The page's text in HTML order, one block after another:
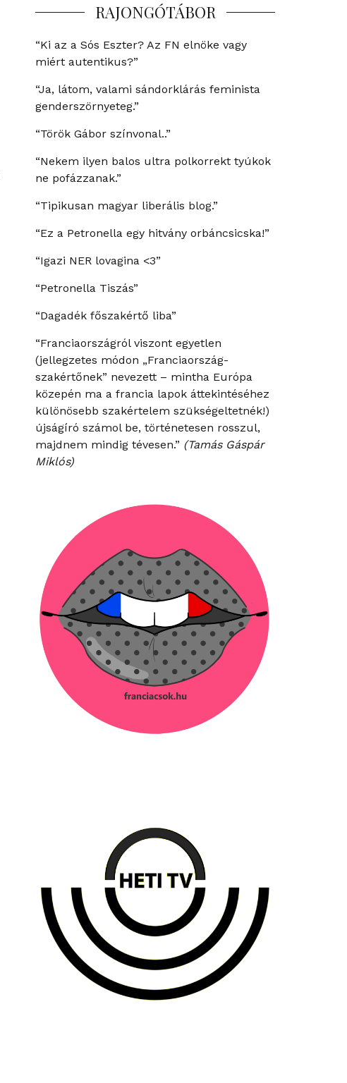
RAJONGÓTÁBOR
“Ki az a Sós Eszter? Az FN elnöke vagy
miért autentikus?”
“Ja, látom, valami sándorklárás feminista
genderszörnyeteg.”
“Török Gábor színvonal..”
“Nekem ilyen balos ultra polkorrekt tyúkok
ne pofázzanak.”
“Tipikusan magyar liberális blog.”
“Ez a Petronella egy hitvány orbáncsicska!”
“Igazi NER lovagina <3”
“Petronella Tiszás”
“Dagadék főszakértő liba”
“Franciaországról viszont egyetlen
(jellegzetes módon „Franciaország-
szakértőnek” nevezett – mintha Európa
közepén ma a francia lapok áttekintéséhez
különösebb szakértelem szükségeltetnék!)
újságíró számol be, történetesen rosszul,
majdnem mindig tévesen.” (Tamás Gáspár
Miklós)